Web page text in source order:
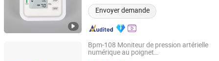
Envoyer demande
Bpm-108 Moniteur de pression artérielle
numérique au poignet
Hangzhou Xinrui Medical Device Co., Ltd.